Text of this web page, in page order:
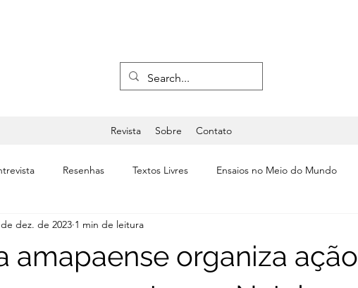
Revista Sobre Contato
Resenhas Textos Livres Ensaios no Meio do Mundo
Últimas Editorial
amapaense organiza ação
dez. de 2023 1 min de leitura